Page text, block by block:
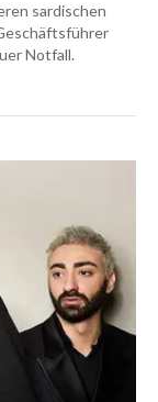
sardischen
Notfall.